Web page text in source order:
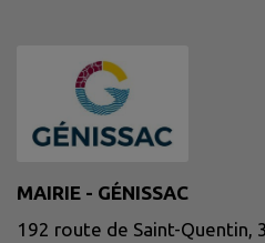
MAIRIE - GÉNISSAC
192 route de Saint-Quentin,